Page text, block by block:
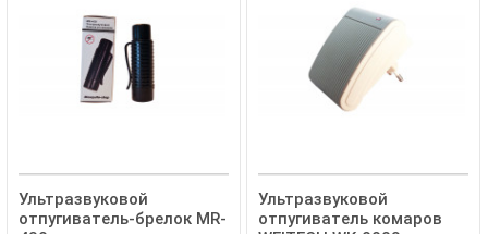
Ультразвуковой
отпугиватель-брелок MR-
Ультразвуковой
отпугиватель комаров